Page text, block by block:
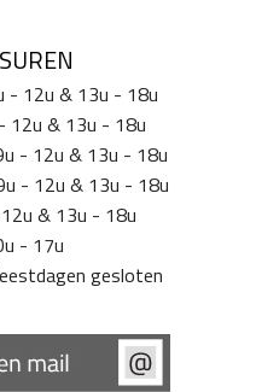
- 12u & 13u - 18u
12u & 13u - 18u
- 12u & 13u - 18u
- 12u & 13u - 18u
& 13u - 18u
- 17u
gesloten